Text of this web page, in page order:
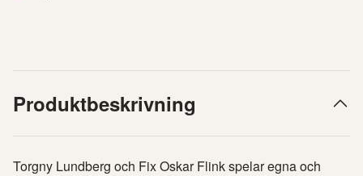
Produktbeskrivning
Torgny Lundberg och Fix Oskar Flink spelar egna och